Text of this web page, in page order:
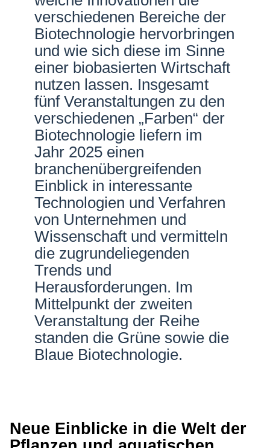
verschiedenen Bereiche der
Biotechnologie hervorbringen
und wie sich diese im Sinne
einer biobasierten Wirtschaft
nutzen lassen. Insgesamt
fünf Veranstaltungen zu den
verschiedenen „Farben“ der
Biotechnologie liefern im
Jahr 2025 einen
branchenübergreifenden
Einblick in interessante
Technologien und Verfahren
von Unternehmen und
Wissenschaft und vermitteln
die zugrundeliegenden
Trends und
Herausforderungen. Im
Mittelpunkt der zweiten
Veranstaltung der Reihe
standen die Grüne sowie die
Blaue Biotechnologie.
Neue Einblicke in die Welt der